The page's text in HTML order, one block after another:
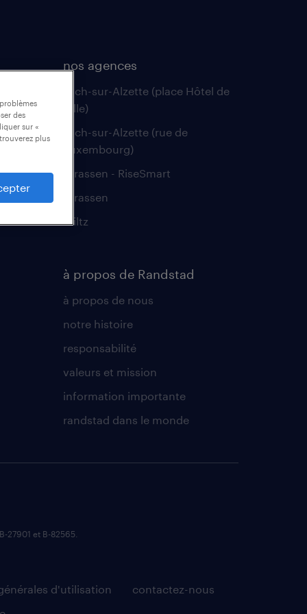
nos agences
Esch-sur-Alzette (place Hôtel de
Ville)
Esch-sur-Alzette (rue de
Luxembourg)
Strassen - RiseSmart
Strassen
Wiltz
à propos de Randstad
à propos de nous
notre histoire
responsabilité
valeurs et mission
information importante
randstad dans le monde
d'utilisation
contactez-nous
27901 et B-82565.
des
sur «
plus